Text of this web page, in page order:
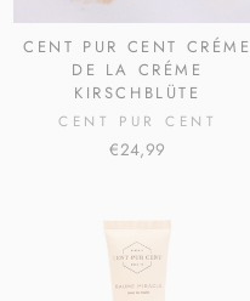
CENT PUR CENT CRÉME
DE LA CRÉME
KIRSCHBLÜTE
CENT PUR CENT
€24,99